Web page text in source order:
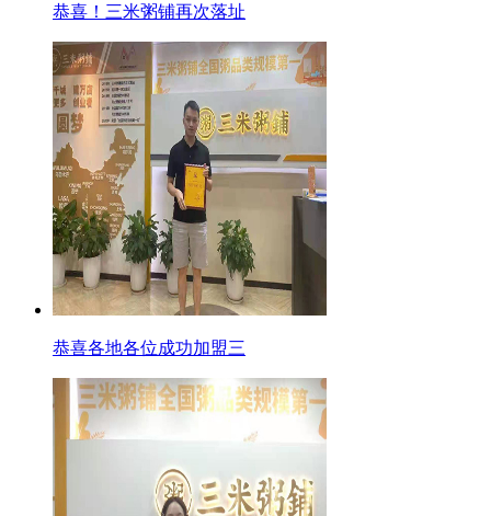
恭喜！三米粥铺再次落址
恭喜各地各位成功加盟三